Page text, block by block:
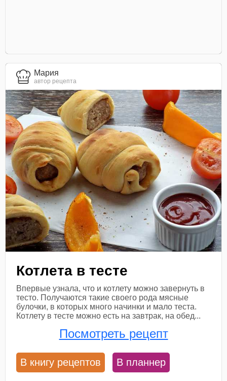
Мария
автор рецепта
Котлета в тесте
Впервые узнала, что и котлету можно завернуть в
тесто. Получаются такие своего рода мясные
булочки, в которых много начинки и мало теста.
Котлету в тесте можно есть на завтрак, на обед...
Посмотреть рецепт
В книгу рецептов В планнер